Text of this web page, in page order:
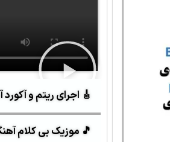
🎸 اجرای ریتم و
🎵 موزیک بی کلام